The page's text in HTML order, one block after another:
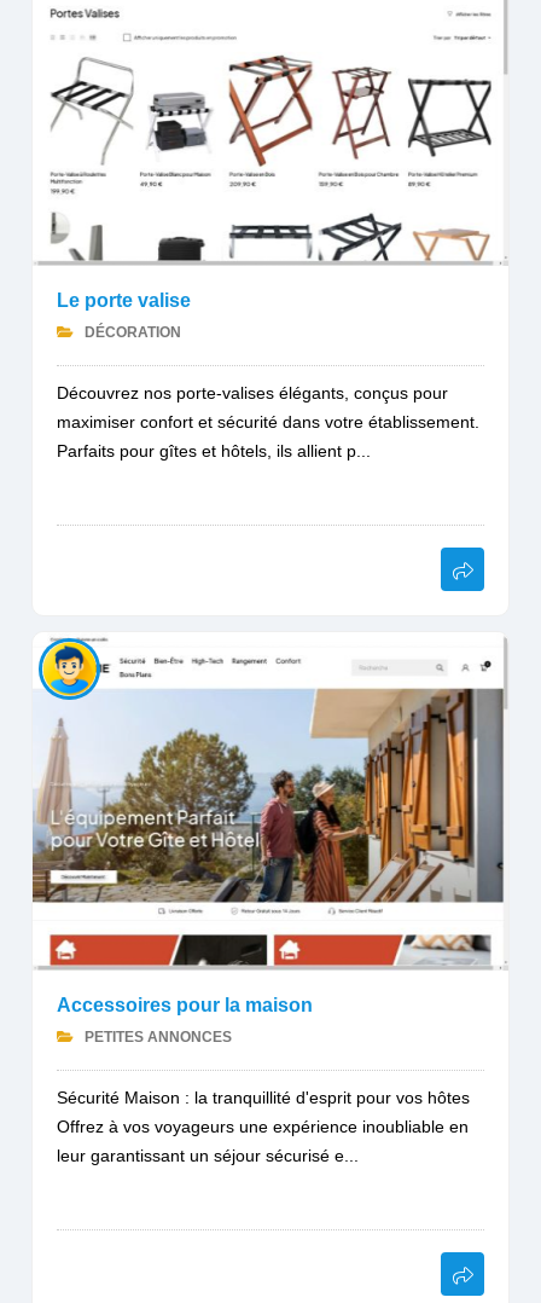
Le porte valise
DÉCORATION
Découvrez nos porte-valises élégants, conçus pour
maximiser confort et sécurité dans votre établissement.
Parfaits pour gîtes et hôtels, ils allient p...
Accessoires pour la maison
PETITES ANNONCES
Sécurité Maison : la tranquillité d'esprit pour vos hôtes
Offrez à vos voyageurs une expérience inoubliable en
leur garantissant un séjour sécurisé e...